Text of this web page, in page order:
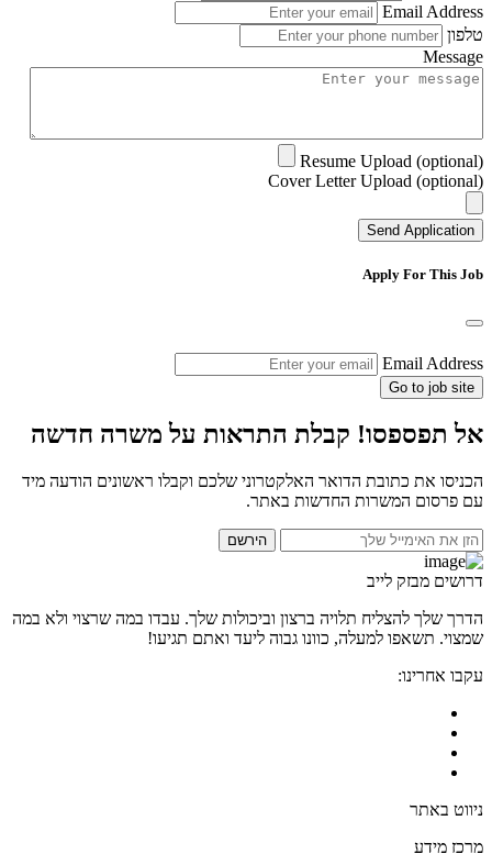
Email Address
טלפון
Message
Resume Upload (optional)
Cover Letter Upload (optional)
Send Application
Apply For This Job
Email Address
Go to job site
אל תפספסו! קבלת התראות על משרה חדשה
הכניסו את כתובת הדואר האלקטרוני שלכם וקבלו ראשונים הודעה מיד
עם פרסום המשרות החדשות באתר.
הירשם
דרושים מבזק לייב
הדרך שלך להצליח תלויה ברצון וביכולות שלך. עבדו במה שרצוי ולא במה
שמצוי. תשאפו למעלה, כוונו גבוה ליעד ואתם תגיעו!
עקבו אחרינו:
ניווט באתר
מרכז מידע